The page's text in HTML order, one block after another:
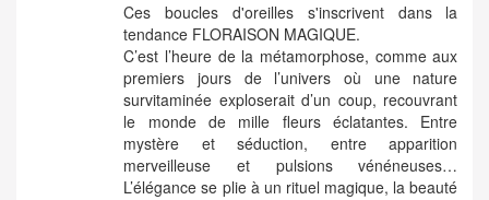
Ces boucles d'oreilles s'inscrivent dans la
tendance FLORAISON MAGIQUE.
C’est l’heure de la métamorphose, comme aux
premiers jours de l’univers où une nature
survitaminée exploserait d’un coup, recouvrant
le monde de mille fleurs éclatantes. Entre
mystère et séduction, entre apparition
merveilleuse et pulsions vénéneuses…
L’élégance se plie à un rituel magique, la beauté